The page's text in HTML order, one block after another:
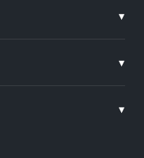
▾
▾
▾